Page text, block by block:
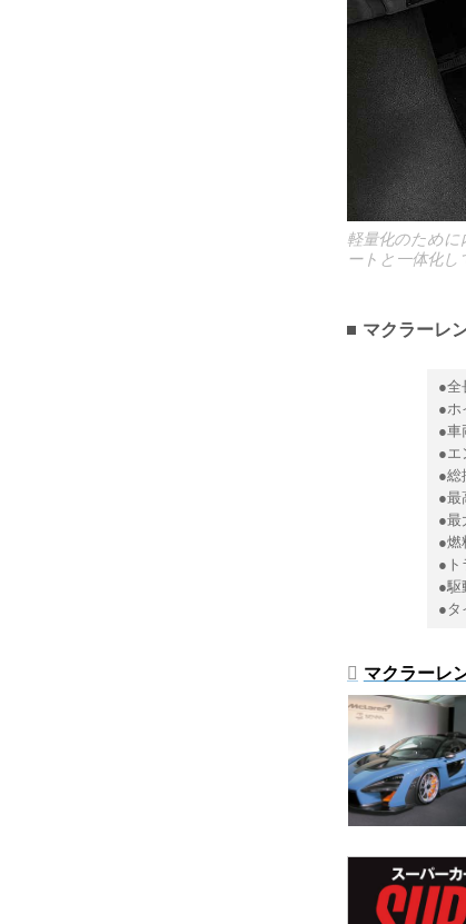
軽量化のため
ートと一体化し
マクラーレ
●全
●ホ
●車
●エ
●総
●最
●最
●燃
●ト
●駆
●タ
マクラーレ